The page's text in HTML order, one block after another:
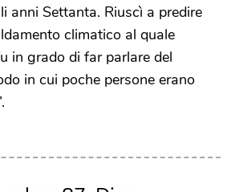
anni Settanta. Riuscì a predire
climatico al quale
in grado di far parlare del
in cui poche persone erano